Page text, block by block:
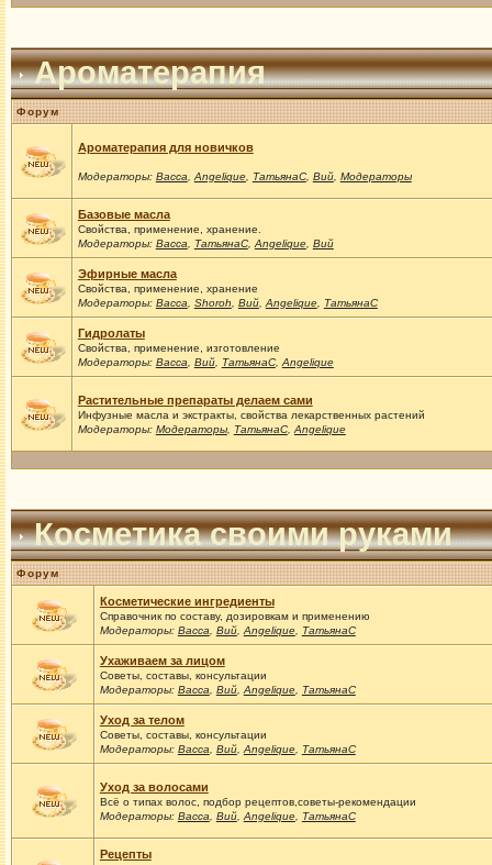
Ароматерапия
Форум
Ароматерапия для новичков
Модераторы: Васса Angelique, ТатьянаС, Вий, Модераторы
Базовые масла
Свойства, применение, хранение.
Модераторы: Васса ТатьянаС, Angelique, Вий
Эфирные масла
Свойства, применение, хранение
Модераторы: Васса Shoroh Вий, Angelique, ТатьянаС
Гидролаты
Свойства, применение, изготовление
Модераторы: Васса Вий, ТатьянаС, Angelique
Растительные препараты делаем сами
Инфузные масла и экстракты, свойства лекарственных растений
Модераторы: Модераторы, ТатьянаС, Angelique
Косметика своими руками
Форум
Косметические ингредиенты
Справочник по составу, дозировкам и применению
Модераторы: Васса Вий, Angelique, ТатьянаС
Ухаживаем за лицом
Советы, составы, консультации
Модераторы: Васса Вий, Angelique, ТатьянаС
Уход за телом
Советы, составы, консультации
Модераторы: Васса Вий, Angelique, ТатьянаС
Уход за волосами
Всё о типах волос, подбор рецептов,советы-рекомендации
Модераторы: Васса Вий, Angelique, ТатьянаС
Рецепты